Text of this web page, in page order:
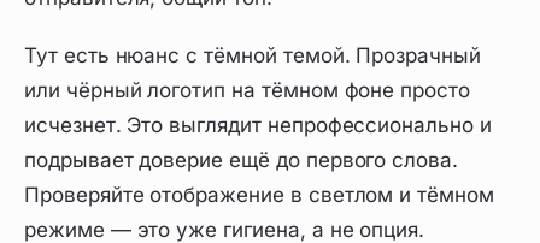
Тут есть нюанс с тёмной темой. Прозрачный
или чёрный логотип на тёмном фоне просто
исчезнет. Это выглядит непрофессионально и
подрывает доверие ещё до первого слова.
Проверяйте отображение в светлом и тёмном
режиме — это уже гигиена, а не опция.